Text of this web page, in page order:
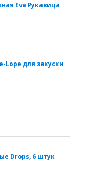
Eva Рукавица
Lope для закуски
Drops, 6 штук